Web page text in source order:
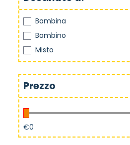
Bambina
Bambino
Misto
Prezzo
€0